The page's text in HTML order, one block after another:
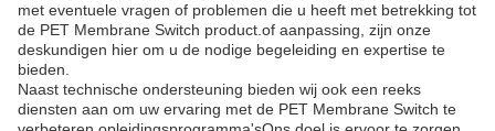
met eventuele vragen of problemen die u heeft met betrekking tot
de PET Membrane Switch product.of aanpassing, zijn onze
deskundigen hier om u de nodige begeleiding en expertise te
bieden.
Naast technische ondersteuning bieden wij ook een reeks
diensten aan om uw ervaring met de PET Membrane Switch te